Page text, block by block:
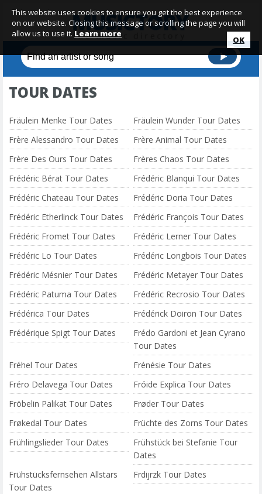
TOUR DATES
Fräulein Menke Tour Dates
Fräulein Wunder Tour Dates
Frère Alessandro Tour Dates
Frère Animal Tour Dates
Frère Des Ours Tour Dates
Frères Chaos Tour Dates
Frédéric Bérat Tour Dates
Frédéric Blanqui Tour Dates
Frédéric Chateau Tour Dates
Frédéric Doria Tour Dates
Frédéric Etherlinck Tour Dates
Frédéric François Tour Dates
Frédéric Fromet Tour Dates
Frédéric Lerner Tour Dates
Frédéric Lo Tour Dates
Frédéric Longbois Tour Dates
Frédéric Mésnier Tour Dates
Frédéric Metayer Tour Dates
Frédéric Patuma Tour Dates
Frédéric Recrosio Tour Dates
Frédérica Tour Dates
Frédérick Doiron Tour Dates
Frédérique Spigt Tour Dates
Frédo Gardoni et Jean Cyrano
Tour Dates
Fréhel Tour Dates
Frénésie Tour Dates
Fréro Delavega Tour Dates
Fróide Explica Tour Dates
Fröbelin Palikat Tour Dates
Frøder Tour Dates
Frøkedal Tour Dates
Früchte des Zorns Tour Dates
Frühlingslieder Tour Dates
Frühstück bei Stefanie Tour
Dates
Frühstücksfernsehen Allstars
Tour Dates
Frdijrzk Tour Dates
This website uses cookies to ensure you get the best experience
on our website. Closing this message or scrolling the page you will
allow us to use it. Learn more
OK